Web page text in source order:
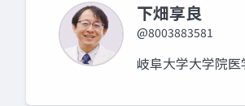
下畑享良
@8003883581
岐阜大学大学院